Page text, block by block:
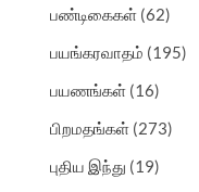
பண்டிகைகள் (62)
பயங்கரவாதம் (195)
பயணங்கள் (16)
பிறமதங்கள் (273)
புதிய இந்து (19)